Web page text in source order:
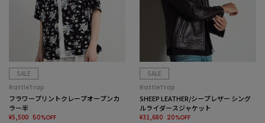
SALE
RattleTrap
フラワープリントクレープオープンカ
ラー半
¥5,500 50%OFF
SALE
RattleTrap
SHEEP LEATHER/シープレザー シング
ルライダースジャケット
¥31,680 20%OFF